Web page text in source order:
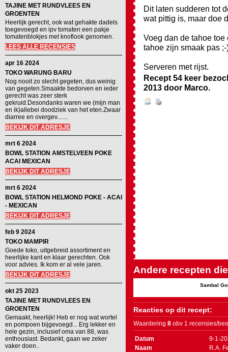
TAJINE MET RUNDVLEES EN
GROENTEN
Heerlijk gerecht, ook wat gehakte dadels
toegevoegd en ipv tomaten een pakje
tomatenblokjes met knoflook genomen.
LEES ALLE RECENSIES
apr 16 2024
TOKO WARUNG BARU
Nog nooit zo slecht gegeten, dus weinig
van gegeten.Smaakte bedorven en ieder
gerecht was zeer sterk
gekruid.Desondanks waren we (mijn man
en ik)allebei doodziek van het eten.Zwaar
diarree en overgev.......
BEKIJK DIT ADRESJE
mrt 6 2024
BOWL STATION AMSTELVEEN POKE
ACAI MEXICAN
BEKIJK DIT ADRESJE
mrt 6 2024
BOWL STATION HELMOND POKE - ACAI
- MEXICAN
BEKIJK DIT ADRESJE
feb 9 2024
TOKO MAMPIR
Goede toko, uitgebreid assortiment en
heerlijke kant en klaar gerechten. Ook
voor advies. Ik kom er al vele jaren.
BEKIJK DIT ADRESJE
okt 25 2023
TAJINE MET RUNDVLEES EN
GROENTEN
Gemaakt, heerlijk! Heb er nog wat wortel
en pompoen bijgevoegd... Erg lekker en
hele gezin, inclusief oma van 88, was
enthousiast. Bedankt, gaan we zeker
vaker doen..
Dit laten sudderen tot
wat pittig is, maar doe
Voeg dan de tahoe
tahoe zijn smaak pas
Serveren met rijst.
Recept 54 keer
2013 door Marco.
Andere recepten
Sambal
Reacties op dit recept:
Waardering 8 obv 1 recensies/
Datum
9-1-
Naam
R.A.